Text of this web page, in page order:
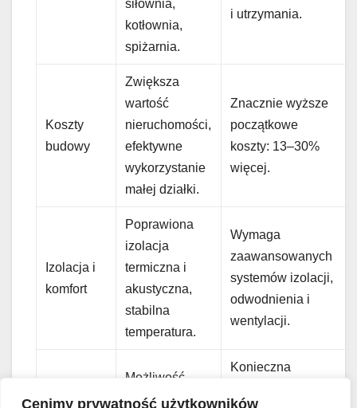
Cenimy prywatność użytkowników
siłownia,
kotłownia,
spiżarnia.
i utrzymania.
Koszty
budowy
Zwiększa
wartość
nieruchomości,
efektywne
wykorzystanie
małej działki.
Znacznie wyższe
początkowe
koszty: 13–30%
więcej.
Izolacja i
komfort
Poprawiona
izolacja
termiczna i
akustyczna,
stabilna
temperatura.
Wymaga
zaawansowanych
systemów izolacji,
odwodnienia i
wentylacji.
Możliwość
adaptacji na
Konieczna